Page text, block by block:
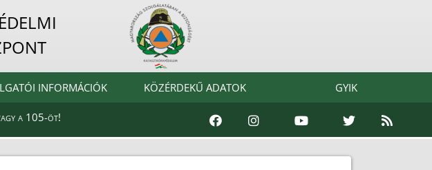
INFORMÁCIÓK KÖZÉRDEKŰ ADATOK GYIK
a 105-öt!